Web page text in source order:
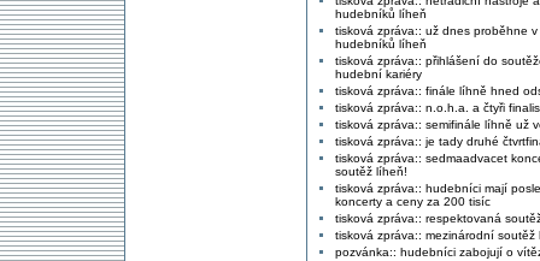
hudebníků líheň
tisková zpráva:: už dnes proběhne
hudebníků líheň
tisková zpráva:: přihlášení do
hudební kariéry
tisková zpráva:: finále líhně hned
tisková zpráva:: n.o.h.a. a čtyři
tisková zpráva:: semifinále líhně už
tisková zpráva:: je tady druhé
tisková zpráva:: sedmaadvacet
soutěž líheň!
tisková zpráva:: hudebníci mají
koncerty a ceny za 200 tisíc
tisková zpráva:: respektovaná
tisková zpráva:: mezinárodní
pozvánka:: hudebníci zabojují o